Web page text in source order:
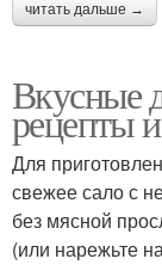
читать дальше →
Вкусные
рецепты
Для
свежее сало с
без мясной
(или нарежьте